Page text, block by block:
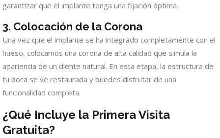
garantizar que el implante tenga una fijación óptima.
3. Colocación de la Corona
Una vez que el implante se ha integrado completamente con el
hueso, colocamos una corona de alta calidad que simula la
apariencia de un diente natural. En esta etapa, la estructura de
tu boca se ve restaurada y puedes disfrutar de una
funcionalidad completa.
¿Qué Incluye la Primera Visita
Gratuita?